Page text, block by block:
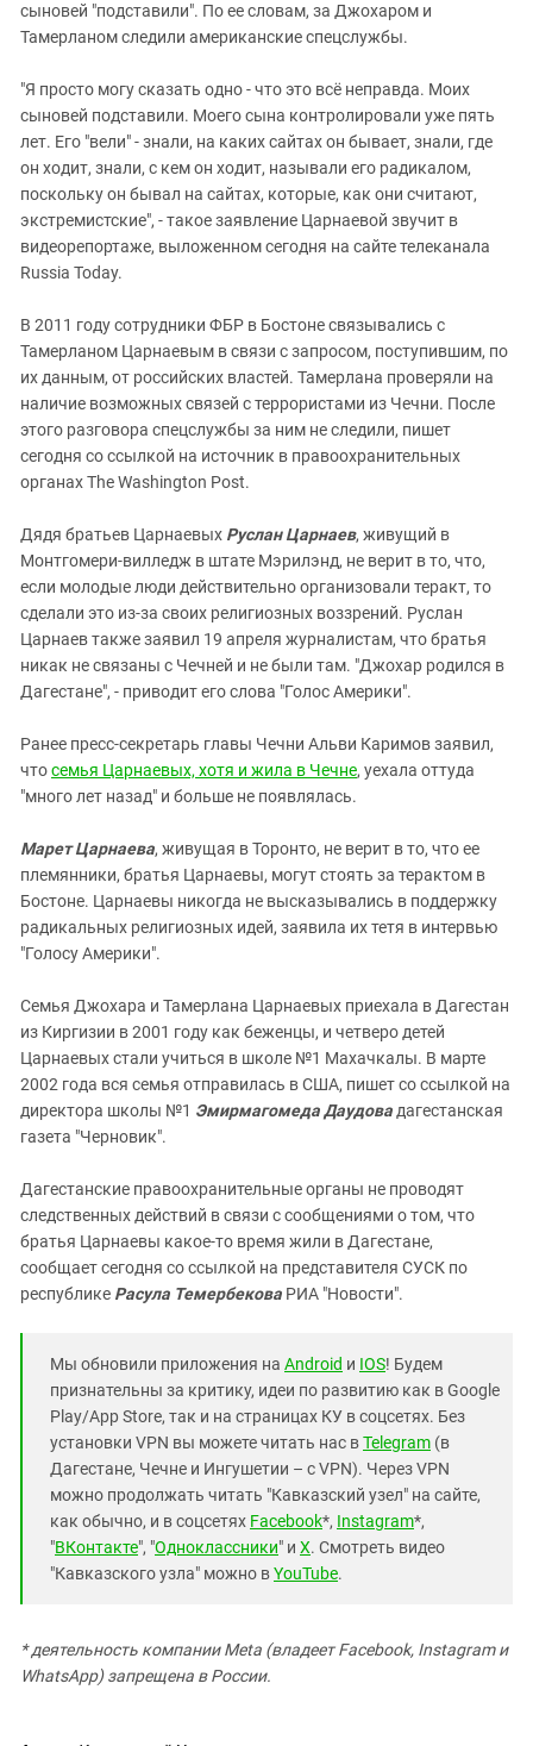
сыновей "подставили". По ее словам, за Джохаром и
Тамерланом следили американские спецслужбы.
"Я просто могу сказать одно - что это всё неправда. Моих
сыновей подставили. Моего сына контролировали уже пять
лет. Его "вели" - знали, на каких сайтах он бывает, знали, где
он ходит, знали, с кем он ходит, называли его радикалом,
поскольку он бывал на сайтах, которые, как они считают,
экстремистские", - такое заявление Царнаевой звучит в
видеорепортаже, выложенном сегодня на сайте телеканала
Russia Today.
В 2011 году сотрудники ФБР в Бостоне связывались с
Тамерланом Царнаевым в связи с запросом, поступившим, по
их данным, от российских властей. Тамерлана проверяли на
наличие возможных связей с террористами из Чечни. После
этого разговора спецслужбы за ним не следили, пишет
сегодня со ссылкой на источник в правоохранительных
органах The Washington Post.
Дядя братьев Царнаевых Руслан Царнаев, живущий в
Монтгомери-вилледж в штате Мэрилэнд, не верит в то, что,
если молодые люди действительно организовали теракт, то
сделали это из-за своих религиозных воззрений. Руслан
Царнаев также заявил 19 апреля журналистам, что братья
никак не связаны с Чечней и не были там. "Джохар родился в
Дагестане", - приводит его слова "Голос Америки".
Ранее пресс-секретарь главы Чечни Альви Каримов заявил,
чтосемья Царнаевых, хотя и жила в Чечне, уехала оттуда
"много лет назад" и больше не появлялась.
Марет Царнаева, живущая в Торонто, не верит в то, что ее
племянники, братья Царнаевы, могут стоять за терактом в
Бостоне. Царнаевы никогда не высказывались в поддержку
радикальных религиозных идей, заявила их тетя в интервью
"Голосу Америки".
Семья Джохара и Тамерлана Царнаевых приехала в Дагестан
из Киргизии в 2001 году как беженцы, и четверо детей
Царнаевых стали учиться в школе №1 Махачкалы. В марте
2002 года вся семья отправилась в США, пишет со ссылкой на
директора школы №1 Эмирмагомеда Даудовадагестанская
газета "Черновик".
Дагестанские правоохранительные органы не проводят
следственных действий в связи с сообщениями о том, что
братья Царнаевы какое-то время жили в Дагестане,
сообщает сегодня со ссылкой на представителя СУСК по
республике Расула Темербекова РИА "Новости".
Мы обновили приложения на Android и IOS! Будем
признательны за критику, идеи по развитию как в Google
Play/App Store, так и на страницах КУ в соцсетях. Без
установки VPN вы можете читать нас вTelegram (в
Дагестане, Чечне и Ингушетии – с VPN). Через VPN
можно продолжать читать "Кавказский узел" на сайте,
как обычно, и в соцсетях Facebook*, Instagram*,
"ВКонтакте", "Одноклассники" и X. Смотреть видео
"Кавказского узла" можно вYouTube.
* деятельность компании Meta (владеет Facebook, Instagram и
WhatsApp) запрещена в России.